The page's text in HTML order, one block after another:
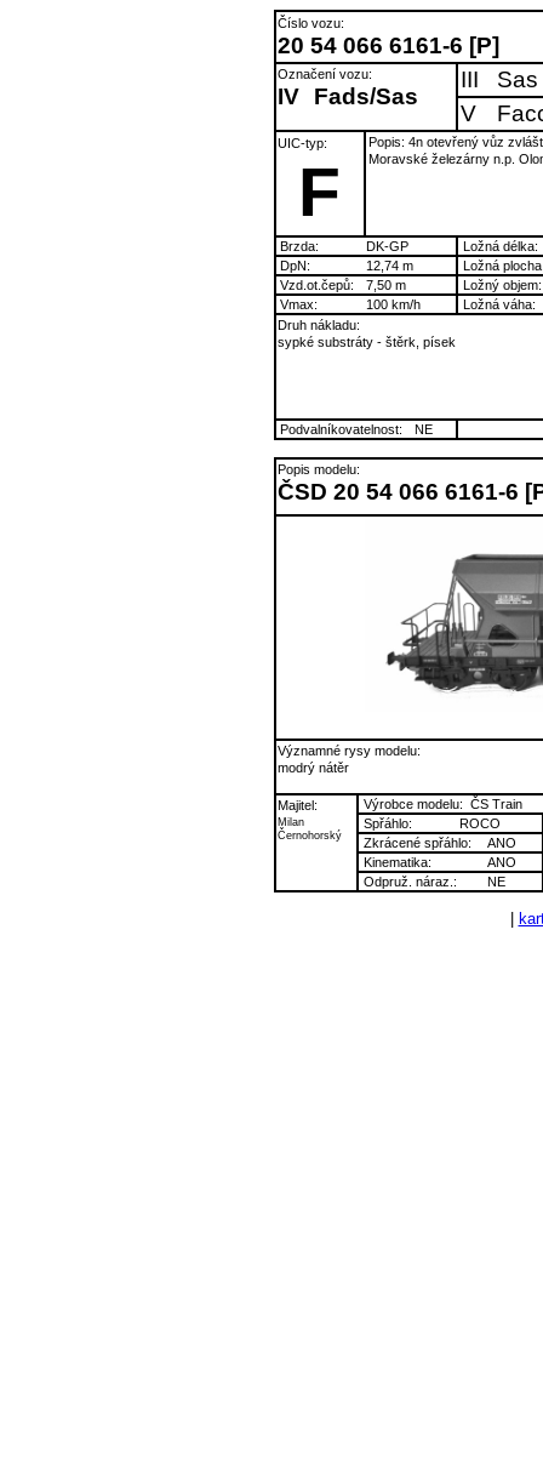
Číslo vozu:
20 54 066 6161-6 [P]
Označení vozu:
IV Fads/Sas
III
Sas
V
UIC-typ:
F
Popis: 4n otevřený vůz
Moravské železárny n.p.
Brzda: DK-GP
Ložná délka:
DpN:
12,74 m
Ložná
Vzd.ot.čepů:
7,50 m
Ložný objem:
Vmax:
100 km/h
Ložná váha:
Druh nákladu:
sypké substráty - štěrk, písek
Podvalníkovatelnost: NE
Popis modelu:
ČSD 20 54 066 6161-6
Významné rysy modelu:
modrý nátěr
Majitel:
Milan
Černohorský
Výrobce modelu: ČS Train
Spřáhlo:
ROCO
Zkrácené spřáhlo:
ANO
Kinematika:
ANO
Odpruž. náraz.:
NE